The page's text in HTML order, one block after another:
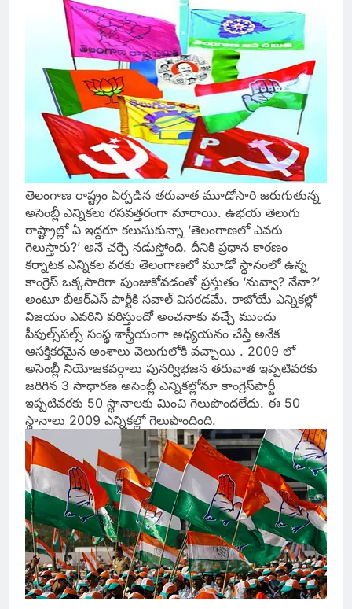
తెలంగాణ రాష్ట్రం ఏర్పడిన తరువాత మూడోసారి జరుగుతున్న
అసెంబ్లీ ఎన్నికలు రసవత్తరంగా మారాయి. ఉభయ తెలుగు
రాష్ట్రాల్లో ఏ ఇద్దరూ కలుసుకున్నా ‘తెలంగాణలో ఎవరు
గెలుస్తారు?’ అనే చర్చే నడుస్తోంది. దీనికి ప్రధాన కారణం
కర్నాటక ఎన్నికల వరకు తెలంగాణలో మూడో స్థానంలో ఉన్న
కాంగ్రెస్‌ ఒక్కసారిగా పుంజుకోవడంతో ప్రస్తుతం ‘నువ్వా? నేనా?’
అంటూ బీఆర్‌ఎస్‌ పార్టీకి సవాల్‌ విసరడమే. రాబోయే ఎన్నికల్లో
విజయం ఎవరిని వరిస్తుందో అంచనాకు వచ్చే ముందు
పీపుల్స్‌పల్స్‌ సంస్థ శాస్త్రీయంగా అధ్యయనం చేస్తే అనేక
ఆసక్తికరమైన అంశాలు వెలుగులోకి వచ్చాయి . 2009 లో
అసెంబ్లీ నియోజకవర్గాలు పునర్విభజన తరువాత ఇప్పటివరకు
జరిగిన 3 సాధారణ అసెంబ్లీ ఎన్నికల్లోనూ కాంగ్రెస్‌పార్టీ
ఇప్పటివరకు 50 స్థానాలకు మించి గెలుపొందలేదు. ఈ 50
స్థానాలు 2009 ఎన్నికల్లో గెలుపొందింది.